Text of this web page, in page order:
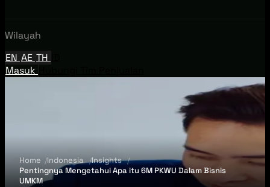
Wilayah
EN AE TH
Masuk
Home Indonesia
Insights
Pentingnya Mengetahui Apa itu 6M PKWU Dalam Bisnis
UMKM